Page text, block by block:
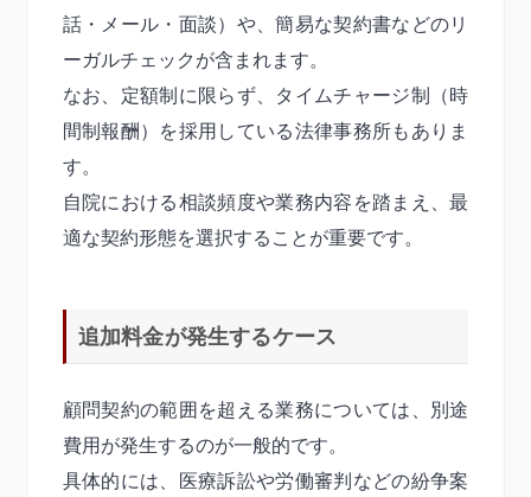
話・メール・面談）や、簡易な契約書などのリ
ーガルチェックが含まれます。
なお、定額制に限らず、タイムチャージ制（時
間制報酬）を採用している法律事務所もありま
す。
自院における相談頻度や業務内容を踏まえ、最
適な契約形態を選択することが重要です。
追加料金が発生するケース
顧問契約の範囲を超える業務については、別途
費用が発生するのが一般的です。
具体的には、医療訴訟や労働審判などの紛争案